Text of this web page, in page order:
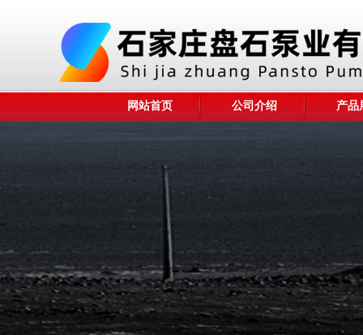
网站首页 公司介绍 产品